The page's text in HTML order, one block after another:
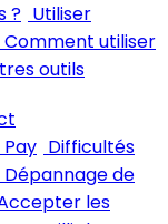
? Utiliser
Comment utiliser
outils
Difficultés
Dépannage de
les